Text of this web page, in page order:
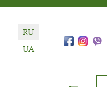
RU
UA